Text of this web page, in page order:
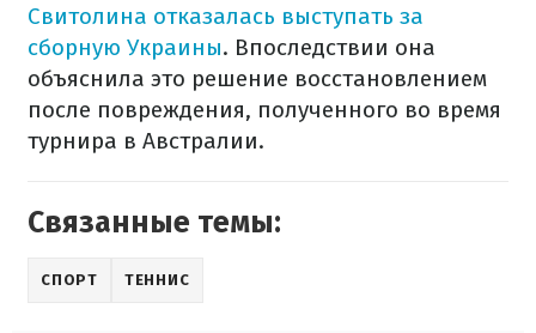
Свитолина отказалась выступать за
сборную Украины. Впоследствии она
объяснила это решение восстановлением
после повреждения, полученного во время
турнира в Австралии.
Связанные темы:
СПОРТ ТЕННИС